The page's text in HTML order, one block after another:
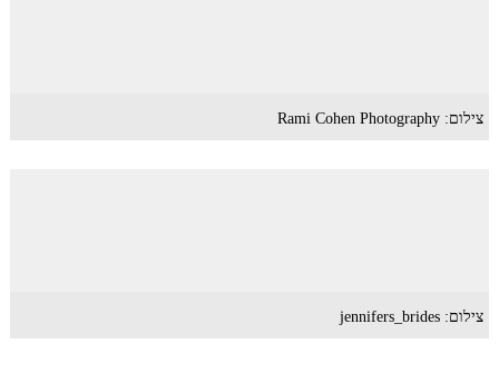
צילום: Rami Cohen Photography
צילום: jennifers_brides